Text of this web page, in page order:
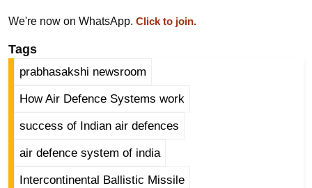
i
n
N
e
ला
इ
We're now on WhatsApp. Click to join.
Tags
prabhasakshi newsroom
How Air Defence Systems work
success of Indian air defences
air defence system of india
Intercontinental Ballistic Missile